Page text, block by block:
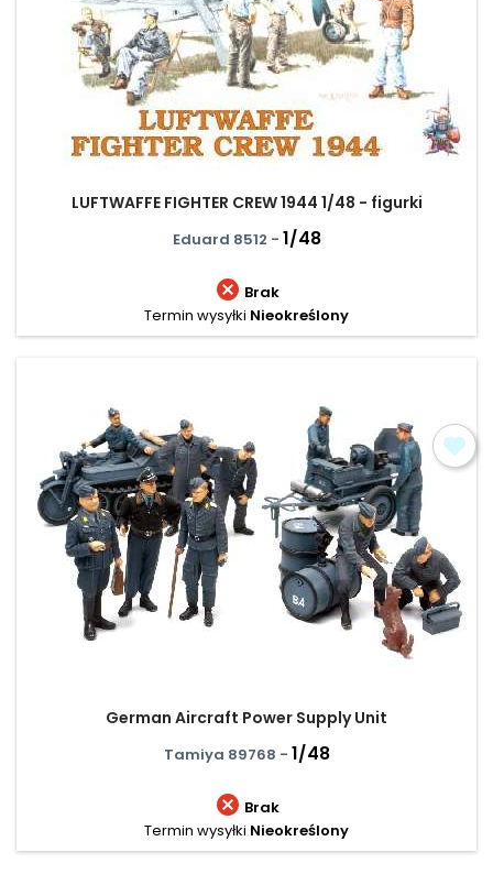
LUFTWAFFE FIGHTER CREW 1944 1/48 - figurki
Eduard 8512 - 1/48
 Brak
Termin wysyłki Nieokreślony
German Aircraft Power Supply Unit
Tamiya 89768 - 1/48
 Brak
Termin wysyłki Nieokreślony